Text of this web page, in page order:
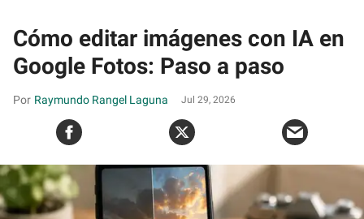
Cómo editar imágenes con IA en
Google Fotos: Paso a paso
Raymundo Rangel Laguna Jul 29, 2026